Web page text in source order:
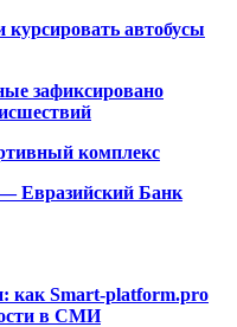
автобусы
зафиксировано
комплекс
Евразийский Банк
как Smart-platform.pro
в СМИ